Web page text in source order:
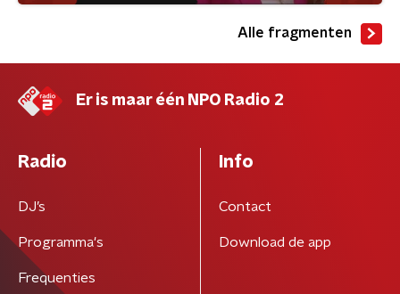
Alle fragmenten
Er is maar één NPO Radio 2
Radio
DJ’s
Programma's
Frequenties
Info
Contact
Download de app